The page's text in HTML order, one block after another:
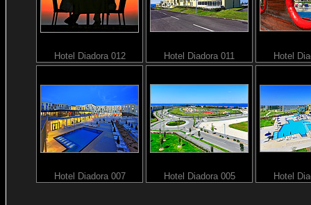
Hotel Diadora 012 Hotel Diadora 011 Hotel
Hotel Diadora 007 Hotel Diadora 005 Hotel